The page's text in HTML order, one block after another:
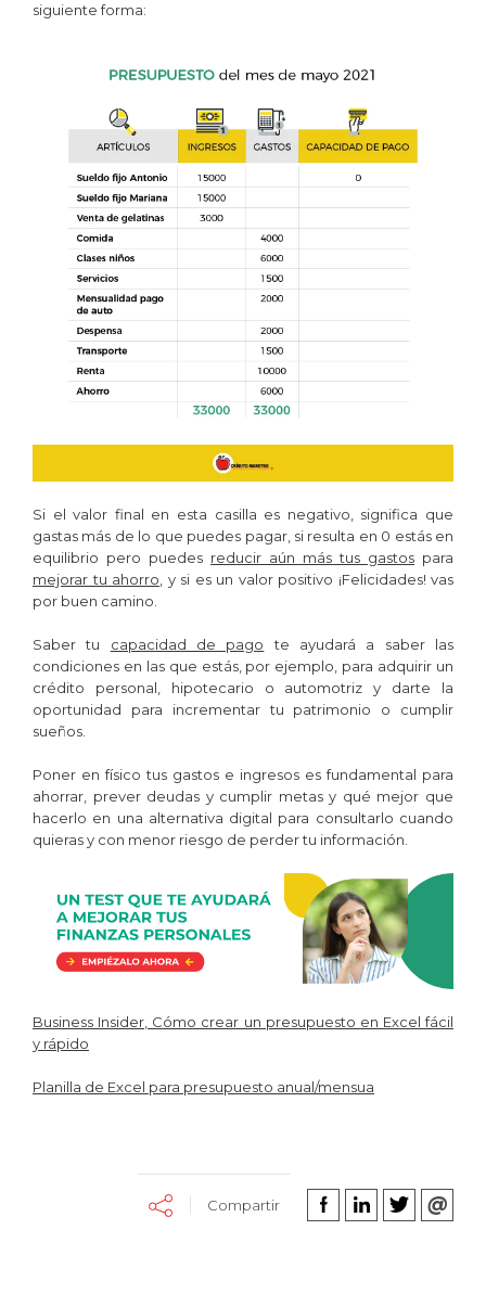
siguiente forma:
Si el valor final en esta casilla es negativo, significa que
gastas más de lo que puedes pagar, si resulta en 0 estás en
equilibrio pero puedes reducir aún más tus gastos para
mejorar tu ahorro , y si es un valor positivo ¡Felicidades! vas
por buen camino.
Saber tu capacidad de pago te ayudará a saber las
condiciones en las que estás, por ejemplo, para adquirir un
crédito personal, hipotecario o automotriz y darte la
oportunidad para incrementar tu patrimonio o cumplir
sueños.
Poner en físico tus gastos e ingresos es fundamental para
ahorrar, prever deudas y cumplir metas y qué mejor que
hacerlo en una alternativa digital para consultarlo cuando
quieras y con menor riesgo de perder tu información.
Business Insider, Cómo crear un presupuesto en Excel fácil
y rápido
Planilla de Excel para presupuesto anual/mensua
Compartir